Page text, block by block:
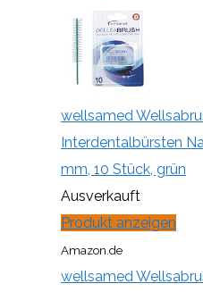
wellsamed
Interdentalbürsten
mm, 10 Stück, grün
Ausverkauft
Produkt anzeigen
Amazon.de
wellsamed